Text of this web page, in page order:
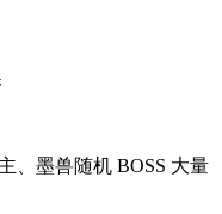
、墨兽随机 BOSS 大量